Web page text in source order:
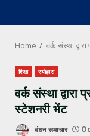
Home वर्क संस्था
शिक्षा स्योहारा
वर्क संस्था द्वारा
स्टेशनरी भेंट
बंधन समाचार